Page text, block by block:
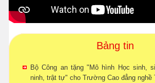
Bảng tin
Bộ Công an tặng "Mô hình Học sinh,
ninh, trật tự" cho Trường Cao đẳng nghề